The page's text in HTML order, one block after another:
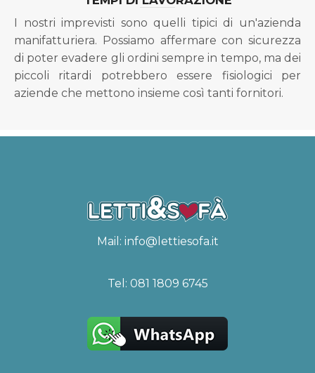
I nostri imprevisti sono quelli tipici di un'azienda
manifatturiera. Possiamo affermare con sicurezza
di poter evadere gli ordini sempre in tempo, ma dei
piccoli ritardi potrebbero essere fisiologici per
aziende che mettono insieme così tanti fornitori.
Mail: info@lettiesofa.it
Tel: 081 1809 6745